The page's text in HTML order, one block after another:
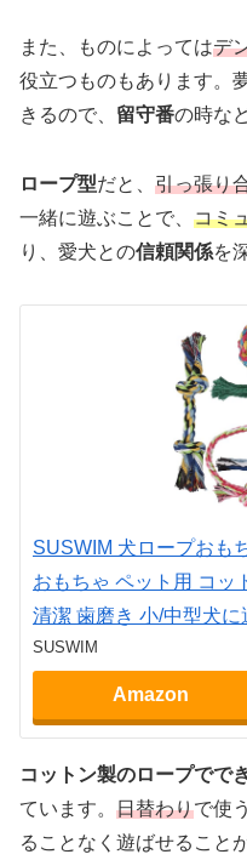
また、ものによってはデ
役立つものもあります。
きるので、 留守番の時な
ロープ型だと、 引っ張り
一緒に遊ぶことで、 コミ
り、愛犬との信頼関係を
SUSWIM 犬ロープおも
おもちゃ ペット用 コッ
清潔 歯磨き 小/中型犬に
SUSWIM
Amazon
コットン製のロープでで
ています。 日替わりで使
ることなく遊ばせること